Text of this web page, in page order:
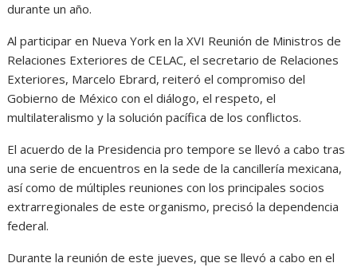
durante un año.
Al participar en Nueva York en la XVI Reunión de Ministros de
Relaciones Exteriores de CELAC, el secretario de Relaciones
Exteriores, Marcelo Ebrard, reiteró el compromiso del
Gobierno de México con el diálogo, el respeto, el
multilateralismo y la solución pacífica de los conflictos.
El acuerdo de la Presidencia pro tempore se llevó a cabo tras
una serie de encuentros en la sede de la cancillería mexicana,
así como de múltiples reuniones con los principales socios
extrarregionales de este organismo, precisó la dependencia
federal.
Durante la reunión de este jueves, que se llevó a cabo en el